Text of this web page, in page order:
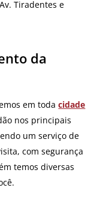
Tiradentes e
da
em todacidade
nos principais
um serviço de
com segurança
temos diversas